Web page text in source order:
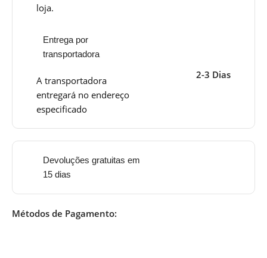
loja.
Entrega por
transportadora
A transportadora
entregará no endereço
especificado
2-3 Dias
Devoluções gratuitas em
15 dias
Métodos de Pagamento: